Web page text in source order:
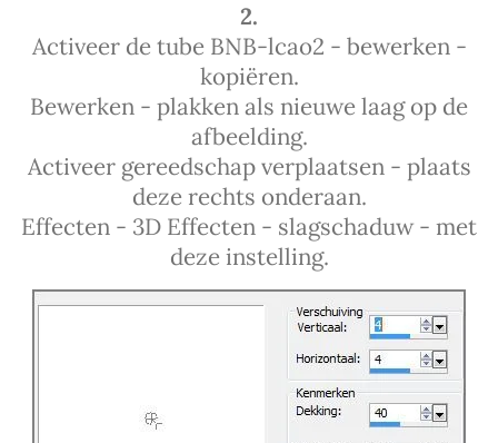
2.
Activeer de tube BNB-lcao2 - bewerken -
kopiëren.
Bewerken - plakken als nieuwe laag op de
afbeelding.
Activeer gereedschap verplaatsen - plaats
deze rechts onderaan.
Effecten - 3D Effecten - slagschaduw - met
deze instelling.